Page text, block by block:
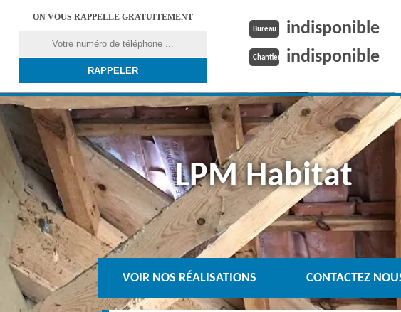
ON VOUS RAPPELLE GRATUITEMENT
Bureau indisponible
Chantier indisponible
LPM Habitat
VOIR NOS RÉALISATIONS CONTACTEZ